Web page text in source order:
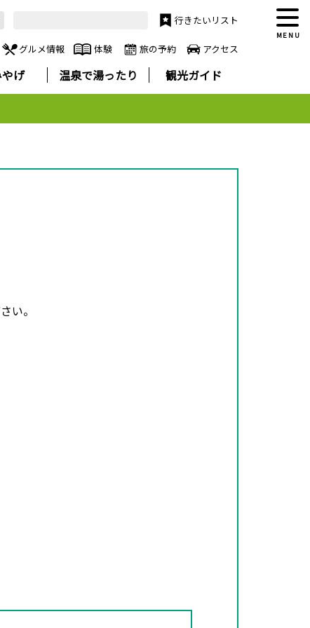
MENU
グルメ情報 体験 旅の予約 アクセス
行きたいリスト
げ 温泉で湯ったり 観光ガイド
い。